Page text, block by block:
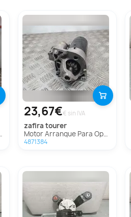
23,67€€ sin IVA
zafira tourer
Motor Arranque Para Opel Zafira Tourer
4871384